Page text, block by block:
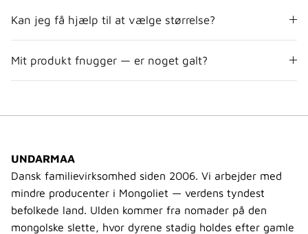
Kan jeg få hjælp til at vælge størrelse?
Mit produkt fnugger — er noget galt?
UNDARMAA
Dansk familievirksomhed siden 2006. Vi arbejder med
mindre producenter i Mongoliet — verdens tyndest
befolkede land. Ulden kommer fra nomader på den
mongolske slette, hvor dyrene stadig holdes efter gamle